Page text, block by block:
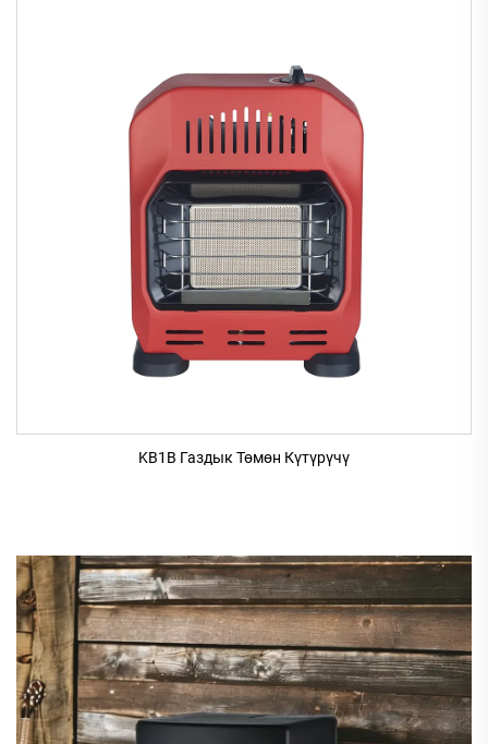
KB1B Газдык Төмөн Күтүрүчү